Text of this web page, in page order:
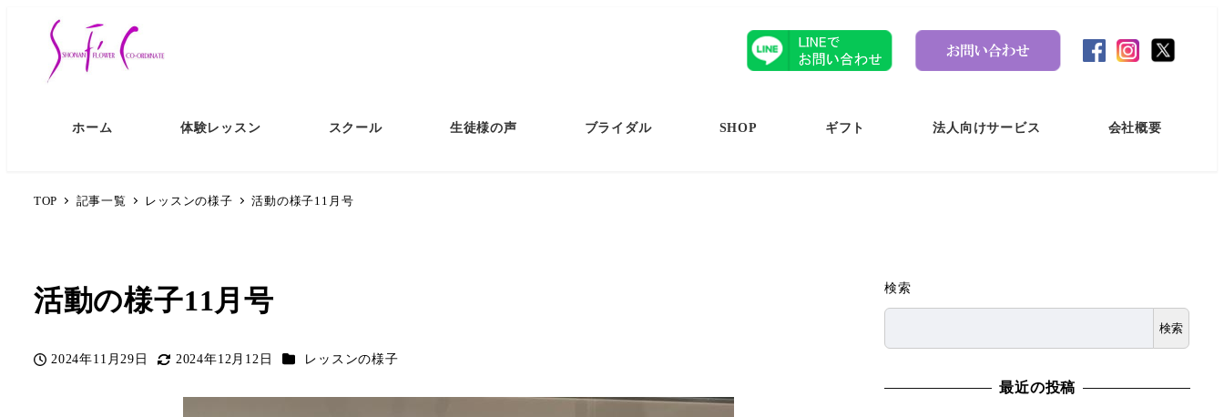
ホーム 体験レッスン スクール 生徒様の声 ブライダル SHOP ギフト 法人向けサービス 会社概要
TOP 記事一覧 レッスンの様子 活動の様子11月号
活動の様子11月号
投稿日
2024年11月29日
更新日
2024年12月12日 カテゴリー
レッスンの様子
検索
検索
最近の投稿